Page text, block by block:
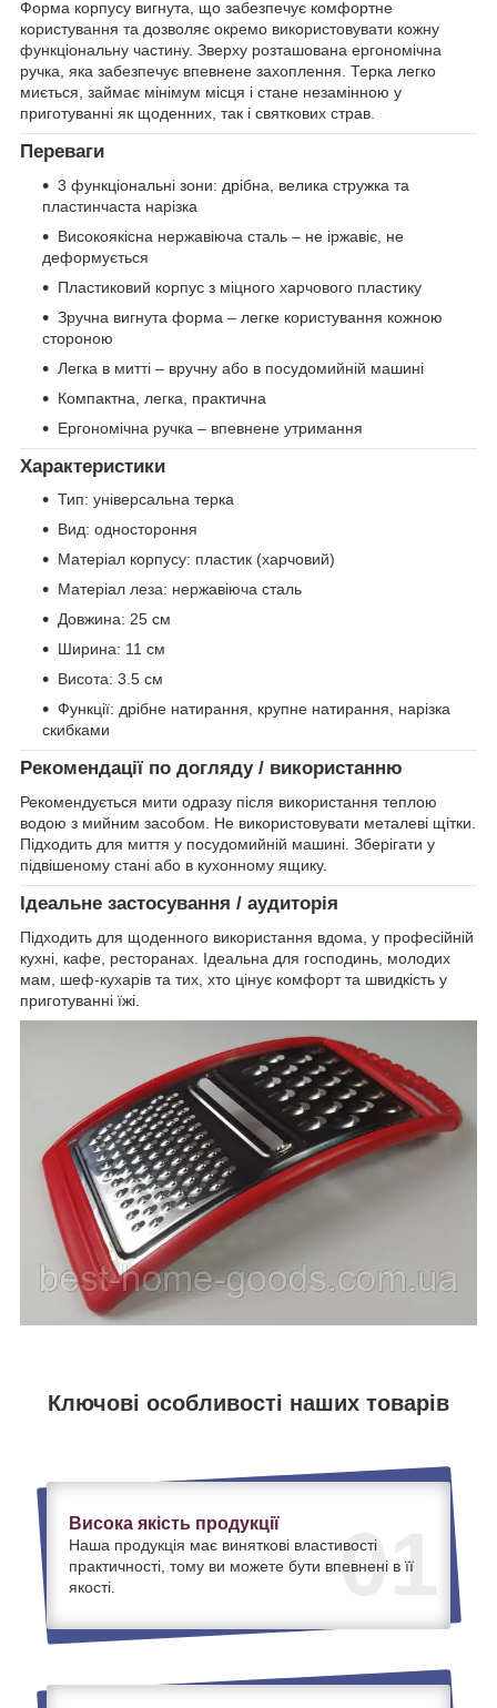
Форма корпусу вигнута, що забезпечує комфортне
користування та дозволяє окремо використовувати кожну
функціональну частину. Зверху розташована ергономічна
ручка, яка забезпечує впевнене захоплення. Терка легко
миється, займає мінімум місця і стане незамінною у
приготуванні як щоденних, так і святкових страв.
Переваги
3 функціональні зони: дрібна, велика стружка та
пластинчаста нарізка
Високоякісна нержавіюча сталь – не іржавіє, не
деформується
Пластиковий корпус з міцного харчового пластику
Зручна вигнута форма – легке користування кожною
стороною
Легка в митті – вручну або в посудомийній машині
Компактна, легка, практична
Ергономічна ручка – впевнене утримання
Характеристики
Тип: універсальна терка
Вид: одностороння
Матеріал корпусу: пластик (харчовий)
Матеріал леза: нержавіюча сталь
Довжина: 25 см
Ширина: 11 см
Висота: 3.5 см
Функції: дрібне натирання, крупне натирання, нарізка
скибками
Рекомендації по догляду / використанню
Рекомендується мити одразу після використання теплою
водою з мийним засобом. Не використовувати металеві щітки.
Підходить для миття у посудомийній машині. Зберігати у
підвішеному стані або в кухонному ящику.
Ідеальне застосування / аудиторія
Підходить для щоденного використання вдома, у професійній
кухні, кафе, ресторанах. Ідеальна для господинь, молодих
мам, шеф-кухарів та тих, хто цінує комфорт та швидкість у
приготуванні їжі.
Ключові особливості наших товарів
01
Висока якість продукції
Наша продукція має виняткові властивості
практичності, тому ви можете бути впевнені в її
якості.